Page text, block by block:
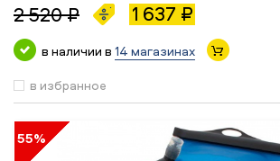
2 520 ₽ 1 637 ₽
в наличии в 14 магазинах
в избранное
55%